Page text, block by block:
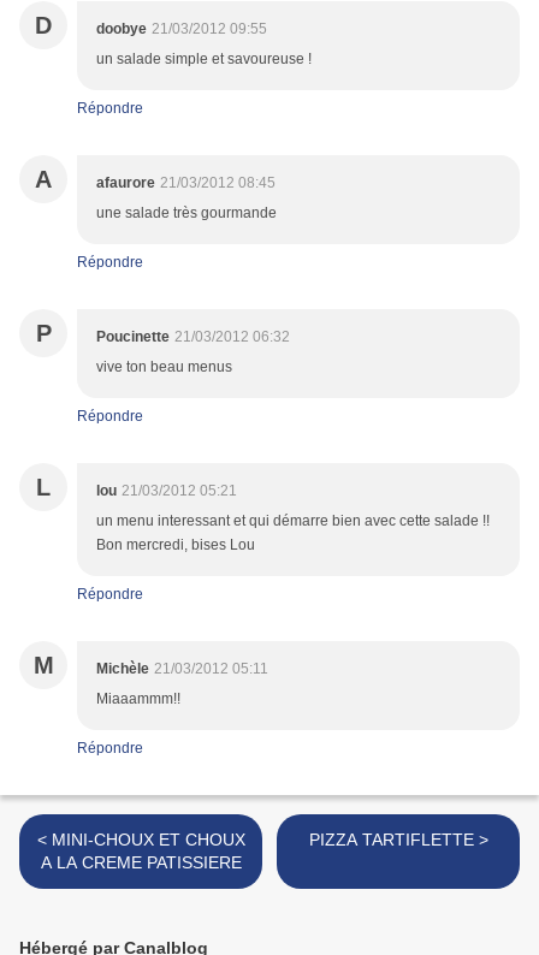
D doobye 21/03/2012 09:55
un salade simple et savoureuse !
Répondre
A afaurore 21/03/2012 08:45
une salade très gourmande
Répondre
P Poucinette 21/03/2012 06:32
vive ton beau menus
Répondre
L lou 21/03/2012 05:21
un menu interessant et qui démarre bien avec cette salade !!
Bon mercredi, bises Lou
Répondre
M Michèle 21/03/2012 05:11
Miaaammm!!
Répondre
< MINI-CHOUX ET CHOUX
A LA CREME PATISSIERE
PIZZA TARTIFLETTE >
Hébergé par Canalblog